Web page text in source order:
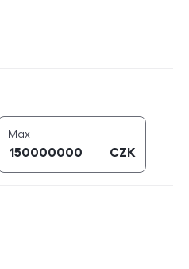
Maxprice (
CZK